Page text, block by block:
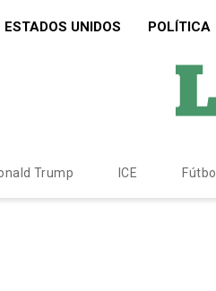
ESTADOS UNIDOS POLÍTICA
Trump ICE Fútbol